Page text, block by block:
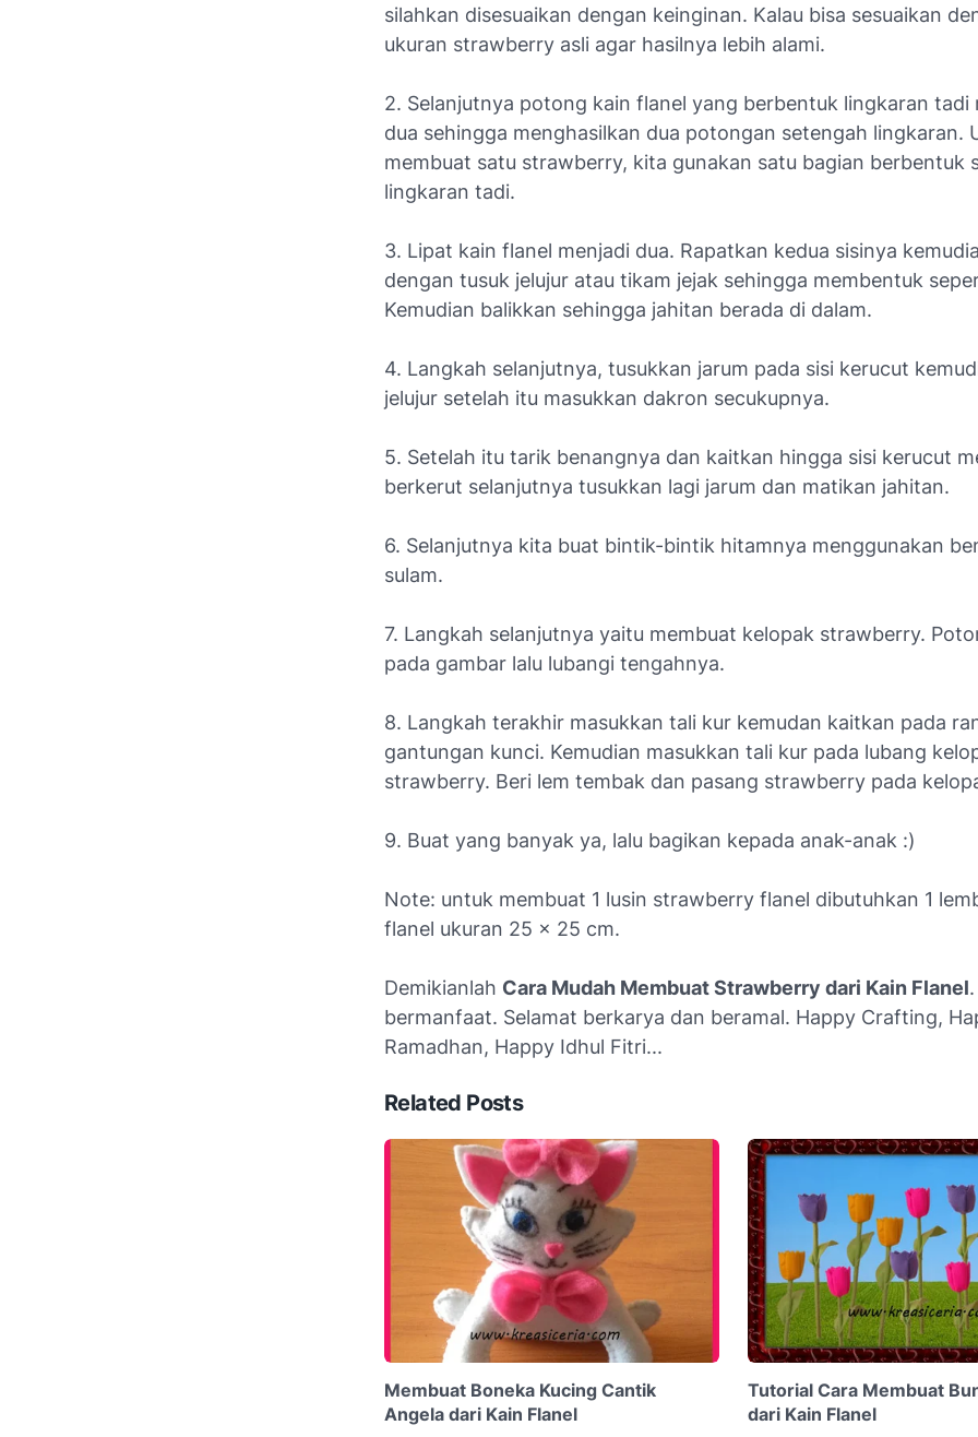
silahkan disesuaikan dengan keinginan. Kalau bisa sesuaikan
ukuran strawberry asli agar hasilnya lebih alami.
2. Selanjutnya potong kain flanel yang berbentuk lingkaran tadi
dua sehingga menghasilkan dua potongan setengah lingkaran.
membuat satu strawberry, kita gunakan satu bagian berbentuk
lingkaran tadi.
3. Lipat kain flanel menjadi dua. Rapatkan kedua sisinya
dengan tusuk jelujur atau tikam jejak sehingga membentuk
Kemudian balikkan sehingga jahitan berada di dalam.
4. Langkah selanjutnya, tusukkan jarum pada sisi kerucut
jelujur setelah itu masukkan dakron secukupnya.
5. Setelah itu tarik benangnya dan kaitkan hingga sisi kerucut
berkerut selanjutnya tusukkan lagi jarum dan matikan jahitan.
6. Selanjutnya kita buat bintik-bintik hitamnya menggunakan
sulam.
7. Langkah selanjutnya yaitu membuat kelopak strawberry.
pada gambar lalu lubangi tengahnya.
8. Langkah terakhir masukkan tali kur kemudan kaitkan pada
gantungan kunci. Kemudian masukkan tali kur pada lubang
strawberry. Beri lem tembak dan pasang strawberry pada
9. Buat yang banyak ya, lalu bagikan kepada anak-anak :)
Note: untuk membuat 1 lusin strawberry flanel dibutuhkan 1
flanel ukuran 25 x 25 cm.
Demikianlah Cara Mudah Membuat Strawberry dari Kain Flanel
bermanfaat. Selamat berkarya dan beramal. Happy Crafting,
Ramadhan, Happy Idhul Fitri...
Related Posts
Membuat Boneka Kucing Cantik
Angela dari Kain Flanel
Tutorial Cara Membuat
dari Kain Flanel